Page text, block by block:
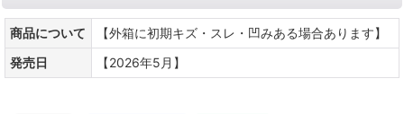
商品について
【外箱に初期キズ・スレ・凹みある場合あります】
発売日
【2026年5月】